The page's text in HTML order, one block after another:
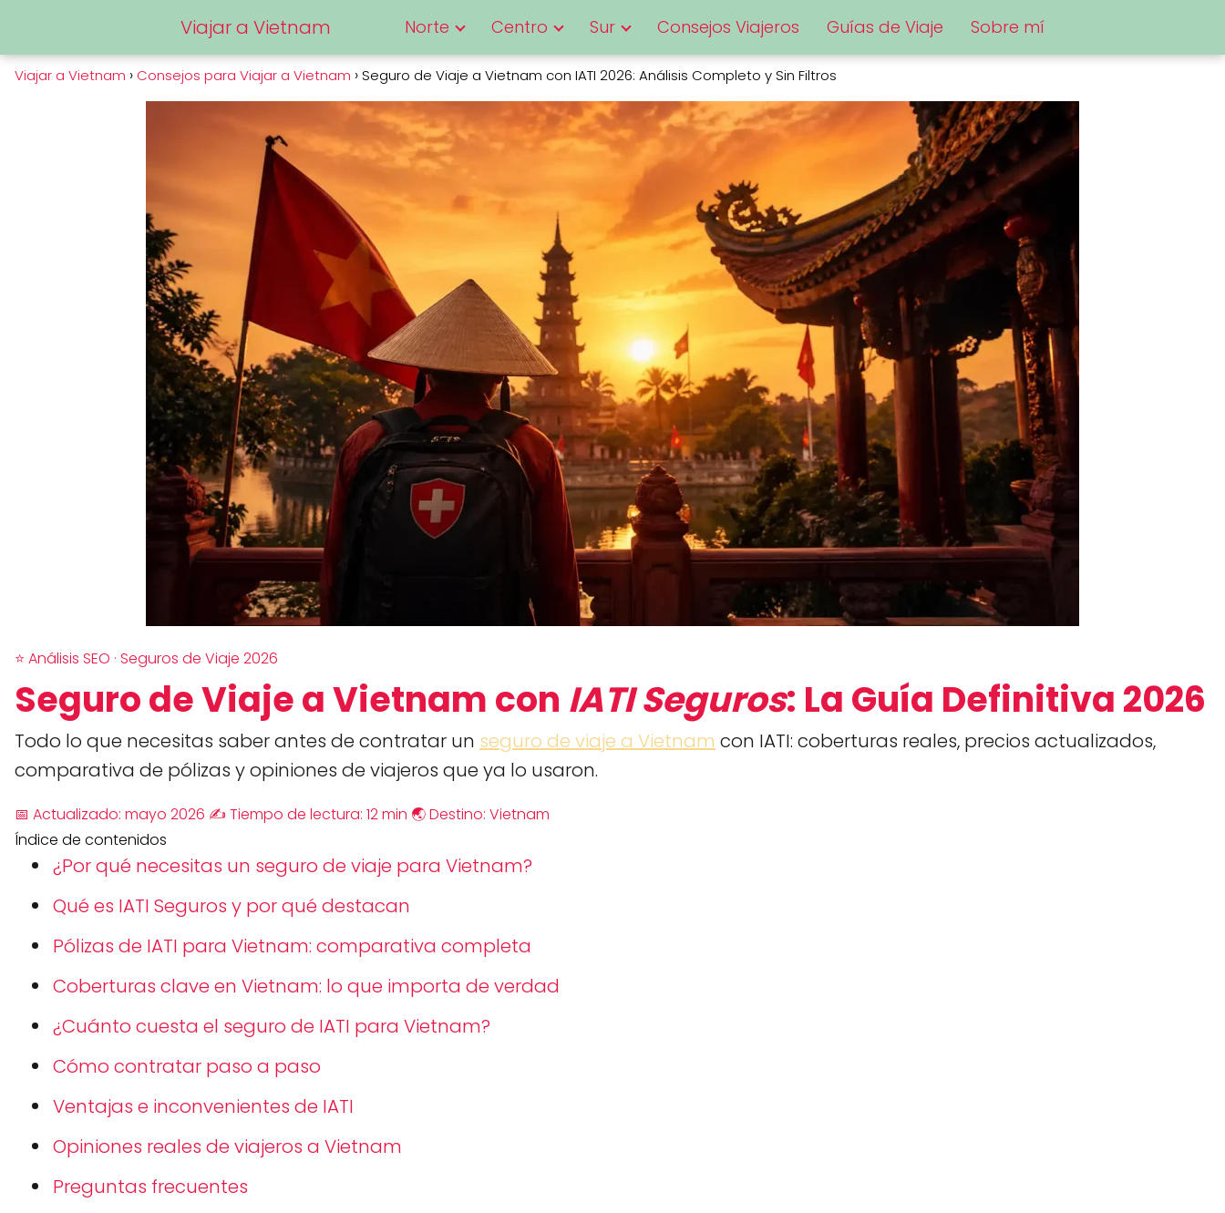
Viajar a Vietnam Norte Centro Sur Consejos Viajeros Guías de Viaje Sobre mí
Viajar a Vietnam Consejos para Viajar a Vietnam Seguro de Viaje a Vietnam con IATI 2026: Análisis Completo y Sin Filtros
⭐ Análisis SEO · Seguros de Viaje 2026
Seguro de Viaje a Vietnam con IATI Seguros: La Guía Definitiva 2026
Todo lo que necesitas saber antes de contratar un seguro de viaje a Vietnam con IATI: coberturas reales, precios actualizados,
comparativa de pólizas y opiniones de viajeros que ya lo usaron.
📅 Actualizado: mayo 2026 ✍️ Tiempo de lectura: 12 min 🌏 Destino: Vietnam
Índice de contenidos
¿Por qué necesitas un seguro de viaje para Vietnam?
Qué es IATI Seguros y por qué destacan
Pólizas de IATI para Vietnam: comparativa completa
Coberturas clave en Vietnam: lo que importa de verdad
¿Cuánto cuesta el seguro de IATI para Vietnam?
Cómo contratar paso a paso
Ventajas e inconvenientes de IATI
Opiniones reales de viajeros a Vietnam
Preguntas frecuentes